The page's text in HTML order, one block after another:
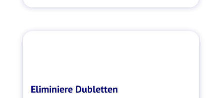
Eliminiere Dubletten